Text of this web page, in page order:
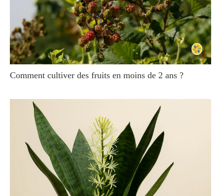
Comment cultiver des fruits en moins de 2 ans ?